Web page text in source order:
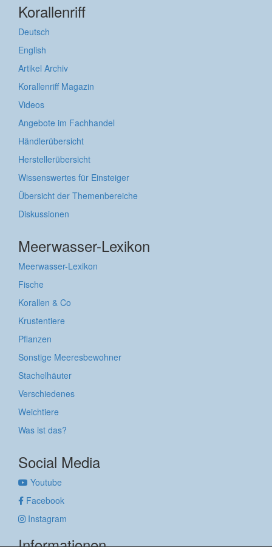
Korallenriff
Deutsch
English
Artikel Archiv
Korallenriff Magazin
Videos
Angebote im Fachhandel
Händlerübersicht
Herstellerübersicht
Wissenswertes für Einsteiger
Übersicht der Themenbereiche
Diskussionen
Meerwasser-Lexikon
Meerwasser-Lexikon
Fische
Korallen & Co
Krustentiere
Pflanzen
Sonstige Meeresbewohner
Stachelhäuter
Verschiedenes
Weichtiere
Was ist das?
Social Media
Youtube
Facebook
Instagram